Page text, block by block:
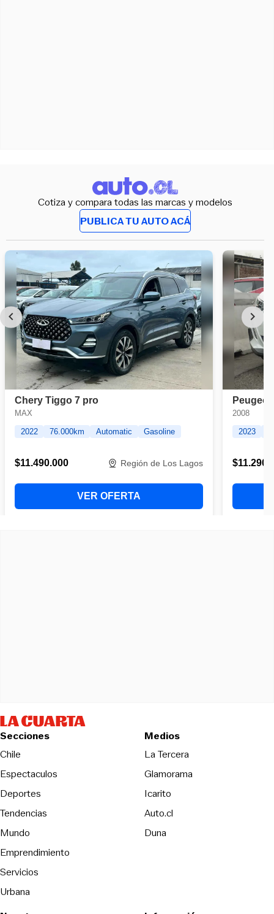
Cotiza y compara todas las marcas y modelos
PUBLICA TU AUTO ACÁ
Secciones
Chile
Espectaculos
Deportes
Tendencias
Mundo
Emprendimiento
Servicios
Urbana
Medios
La TerceraOpens in new
Glamorama
Icarito
Auto.cl
DunaOpens in new window